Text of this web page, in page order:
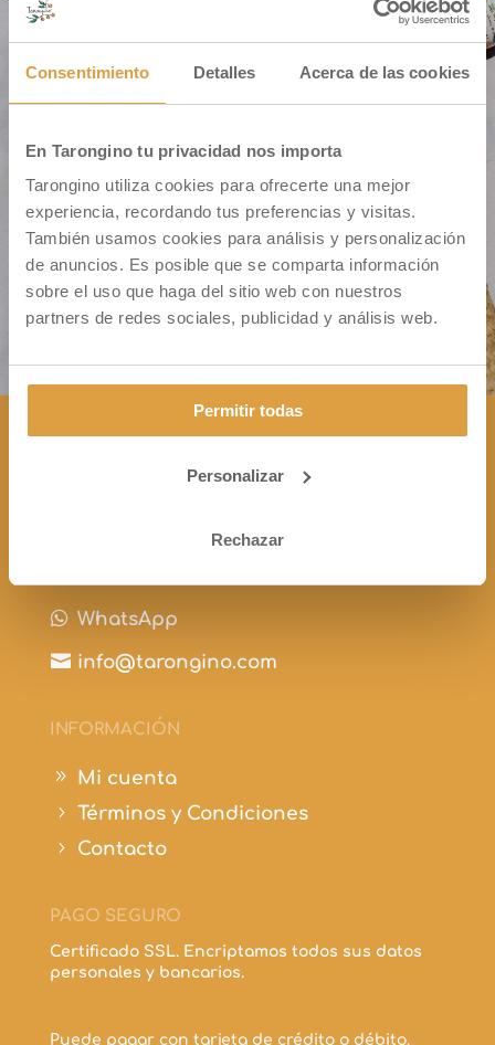
Consentimiento Detalles Acerca de las cookies
En Tarongino tu privacidad nos importa
Tarongino utiliza cookies para ofrecerte una mejor
experiencia, recordando tus preferencias y visitas.
También usamos cookies para análisis y personalización
de anuncios. Es posible que se comparta información
sobre el uso que haga del sitio web con nuestros
partners de redes sociales, publicidad y análisis web.
Permitir todas
Personalizar
Rechazar
Cm. Montiver S/N – Pol. 31 Parc. 335
46500 Sagunto (VALENCIA)
CONTÁCTANOS
+34 963 172 344
 WhatsApp
 info@tarongino.com
INFORMACIÓN
9 Mi cuenta
5 Términos y Condiciones
5 Contacto
PAGO SEGURO
Certificado SSL. Encriptamos todos sus datos
personales y bancarios.
Puede pagar con tarjeta de crédito o débito.